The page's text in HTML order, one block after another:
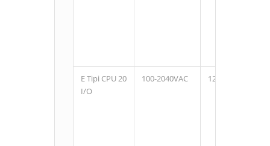
E Tipi CPU 20
I/O
100-2040VAC 12